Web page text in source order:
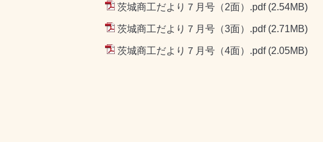
茨城商工だより７月号（2面）.pdf (2.54MB)
茨城商工だより７月号（3面）.pdf (2.71MB)
茨城商工だより７月号（4面）.pdf (2.05MB)